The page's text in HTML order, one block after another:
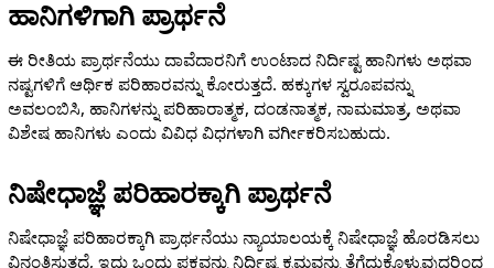
ಹಾನಿಗಳಿಗಾಗಿ ಪ್ರಾರ್ಥನೆ
ಈ ರೀತಿಯ ಪ್ರಾರ್ಥನೆಯು ದಾವೆದಾರನಿಗೆ ಉಂಟಾದ ನಿರ್ದಿಷ್ಟ ಹಾನಿಗಳು ಅಥವಾ
ನಷ್ಟಗಳಿಗೆ ಆರ್ಥಿಕ ಪರಿಹಾರವನ್ನು ಕೋರುತ್ತದೆ. ಹಕ್ಕುಗಳ ಸ್ವರೂಪವನ್ನು
ಅವಲಂಬಿಸಿ, ಹಾನಿಗಳನ್ನು ಪರಿಹಾರಾತ್ಮಕ, ದಂಡನಾತ್ಮಕ, ನಾಮಮಾತ್ರ, ಅಥವಾ
ವಿಶೇಷ ಹಾನಿಗಳು ಎಂದು ವಿವಿಧ ವಿಧಗಳಾಗಿ ವರ್ಗೀಕರಿಸಬಹುದು.
ನಿಷೇಧಾಜ್ಞೆ ಪರಿಹಾರಕ್ಕಾಗಿ ಪ್ರಾರ್ಥನೆ
ನಿಷೇಧಾಜ್ಞೆ ಪರಿಹಾರಕ್ಕಾಗಿ ಪ್ರಾರ್ಥನೆಯು ನ್ಯಾಯಾಲಯಕ್ಕೆ ನಿಷೇಧಾಜ್ಞೆ ಹೊರಡಿಸಲು
ವಿನಂತಿಸುತ್ತದೆ, ಇದು ಒಂದು ಪಕ್ಷವನ್ನು ನಿರ್ದಿಷ್ಟ ಕ್ರಮವನ್ನು ತೆಗೆದುಕೊಳ್ಳುವುದರಿಂದ